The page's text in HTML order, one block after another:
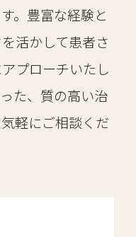
。豊富な経験と
活かして患者さ
プローチいたし
た、質の高い治
軽にご相談くだ